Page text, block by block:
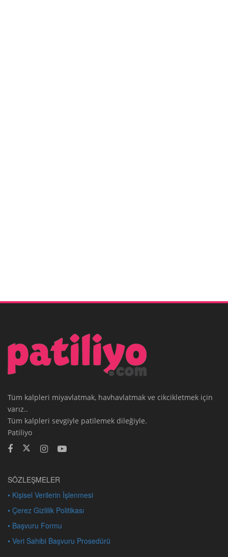
Tüm kalpleri miyavlatmak, havhavlatmak ve cikcikletmek için
varız..
Tüm kalpleri sevgiyle patilemek dileğiyle.
Patiliyo
SÖZLEŞMELER
• Kişisel Verilerin İşlenmesi
• Çerez Gizlilik Politikası
• Başvuru Formu
• Veri Sahibi Başvuru Prosedürü